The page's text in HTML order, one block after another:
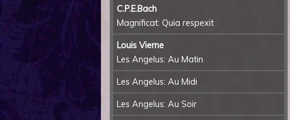
C.P.E.Bach
Magnificat: Quia respexit
Louis Vierne
Les Angelus: Au Matin
Les Angelus: Au Midi
Les Angelus: Au Soir